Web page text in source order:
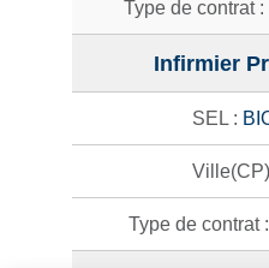
Infirmier